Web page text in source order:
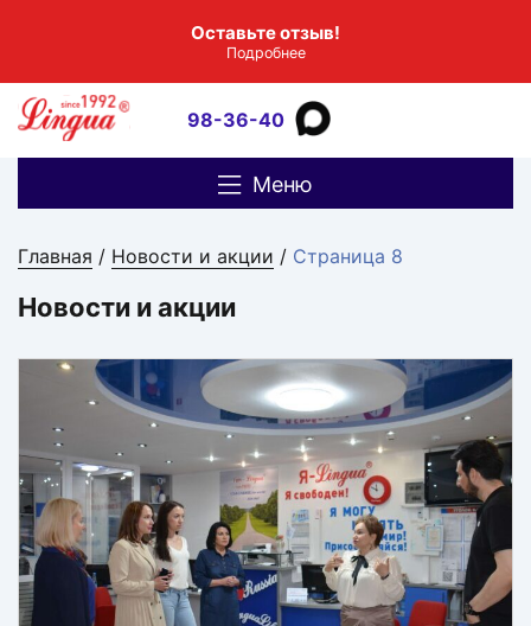
Оставьте отзыв!
Подробнее
98-36-40
Меню
Главная / Новости и акции / Страница 8
Новости и акции